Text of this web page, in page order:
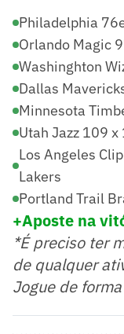
Philadelphia
Orlando Magic
Washinghton
Dallas
Minnesota
Utah Jazz 109
Los Angeles
Lakers
Portland Trail
+Aposte na
*É preciso ter
de qualquer
Jogue de